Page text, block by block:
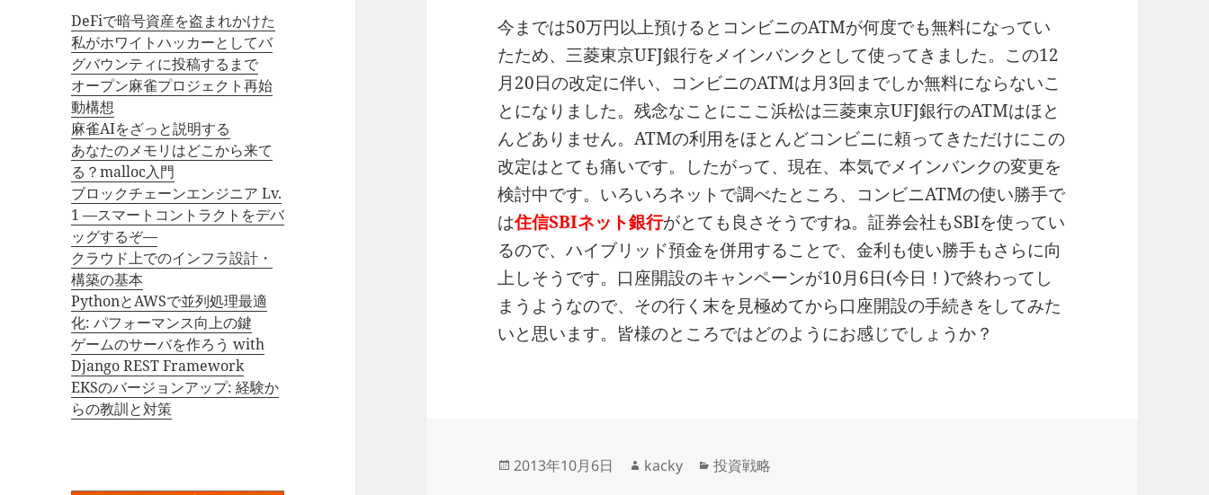
DeFiで暗号資産を盗まれかけた
私がホワイトハッカーとしてバ
グバウンティに投稿するまで
オープン麻雀プロジェクト再始
動構想
麻雀AIをざっと説明する
あなたのメモリはどこから来て
る？malloc入門
ブロックチェーンエンジニア Lv.
1 —スマートコントラクトをデバ
ッグするぞ—
クラウド上でのインフラ設計・
構築の基本
PythonとAWSで並列処理最適
化: パフォーマンス向上の鍵
ゲームのサーバを作ろう with
Django REST Framework
EKSのバージョンアップ: 経験か
らの教訓と対策
今までは50万円以上預けるとコンビニのATMが何度でも無料になってい
たため、三菱東京UFJ銀行をメインバンクとして使ってきました。この12
月20日の改定に伴い、コンビニのATMは月3回までしか無料にならないこ
とになりました。残念なことにここ浜松は三菱東京UFJ銀行のATMはほと
んどありません。ATMの利用をほとんどコンビニに頼ってきただけにこの
改定はとても痛いです。したがって、現在、本気でメインバンクの変更を
検討中です。いろいろネットで調べたところ、コンビニATMの使い勝手で
は住信SBIネット銀行がとても良さそうですね。証券会社もSBIを使ってい
るので、ハイブリッド預金を併用することで、金利も使い勝手もさらに向
上しそうです。口座開設のキャンペーンが10月6日(今日！)で終わってし
まうようなので、その行く末を見極めてから口座開設の手続きをしてみた
いと思います。皆様のところではどのようにお感じでしょうか？
投
2013年10月6日
作
kacky
カ
投資戦略